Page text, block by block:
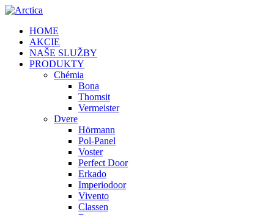
HOME
AKCIE
NAŠE SLUŽBY
PRODUKTY
Chémia
Bona
Thomsit
Vermeister
Dvere
Hörmann
Pol-Panel
Voster
Perfect Door
Erkado
Imperiodoor
Vivento
Classen